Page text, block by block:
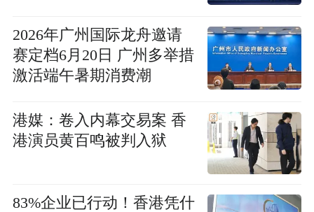
2026年广州国际龙舟邀请
赛定档6月20日 广州多举措
激活端午暑期消费潮
港媒：卷入内幕交易案 香
港演员黄百鸣被判入狱
83%企业已行动！香港凭什